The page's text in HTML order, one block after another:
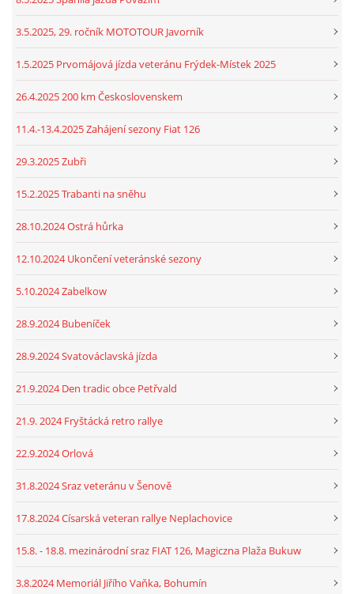
3.5.2025, 29. ročník MOTOTOUR Javorník
1.5.2025 Prvomájová jízda veteránu Frýdek-Místek 2025
26.4.2025 200 km Československem
11.4.-13.4.2025 Zahájení sezony Fiat 126
29.3.2025 Zubři
15.2.2025 Trabanti na sněhu
28.10.2024 Ostrá hůrka
12.10.2024 Ukončení veteránské sezony
5.10.2024 Zabelkow
28.9.2024 Bubeníček
28.9.2024 Svatováclavská jízda
21.9.2024 Den tradic obce Petřvald
21.9. 2024 Fryštácká retro rallye
22.9.2024 Orlová
31.8.2024 Sraz veteránu v Šenově
17.8.2024 Císarská veteran rallye Neplachovice
15.8. - 18.8. mezinárodní sraz FIAT 126, Magiczna Plaža Bukuw
3.8.2024 Memoriál Jiřího Vaňka, Bohumín